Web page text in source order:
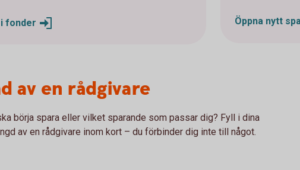
fonder Öppna nytt
av en rådgivare
börja spara eller vilket sparande som passar dig? Fyll i dina
av en rådgivare inom kort – du förbinder dig inte till något.